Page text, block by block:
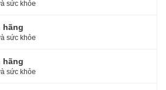
sức khỏe
hãng
sức khỏe
hãng
sức khỏe